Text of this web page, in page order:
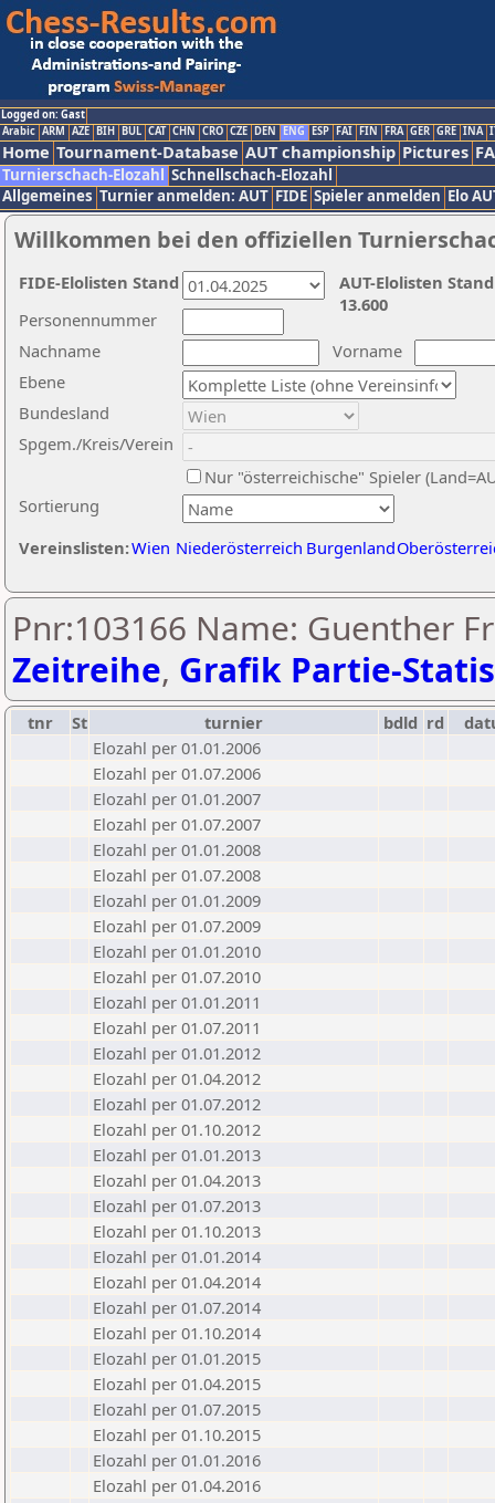
Logged on: Gast
Arabic ARM AZE BIH BUL CAT CHN CRO CZE DEN ENG ESP FAI FIN FRA GER GRE INA
Home Tournament-Database AUT championship Pictures
Turnierschach-Elozahl Schnellschach-Elozahl
Allgemeines Turnier anmelden: AUT FIDE Spieler anmelden Elo
Willkommen bei den offiziellen
Nachname
Vorname
Ebene
Sortierung
Personennummer
Bundesland
Spgem./Kreis/Verein
Nur "österreichische" Spieler
Vereinslisten:Wien Niederösterreich Burgenland
AUT-Elolisten
13.600
FIDE-Elolisten Stand
Pnr:103166 Name: Guenther
Zeitreihe, Grafik Partie-
tnr St turnier bdld rd
Elozahl per 01.01.2006
Elozahl per 01.07.2006
Elozahl per 01.01.2007
Elozahl per 01.07.2007
Elozahl per 01.01.2008
Elozahl per 01.07.2008
Elozahl per 01.01.2009
Elozahl per 01.07.2009
Elozahl per 01.01.2010
Elozahl per 01.07.2010
Elozahl per 01.01.2011
Elozahl per 01.07.2011
Elozahl per 01.01.2012
Elozahl per 01.04.2012
Elozahl per 01.07.2012
Elozahl per 01.10.2012
Elozahl per 01.01.2013
Elozahl per 01.04.2013
Elozahl per 01.07.2013
Elozahl per 01.10.2013
Elozahl per 01.01.2014
Elozahl per 01.04.2014
Elozahl per 01.07.2014
Elozahl per 01.10.2014
Elozahl per 01.01.2015
Elozahl per 01.04.2015
Elozahl per 01.07.2015
Elozahl per 01.10.2015
Elozahl per 01.01.2016
Elozahl per 01.04.2016